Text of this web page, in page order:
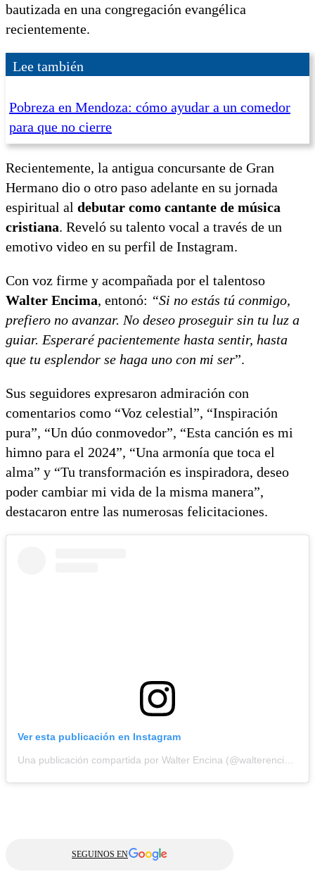
bautizada en una congregación evangélica
recientemente.
Lee también
Pobreza en Mendoza: cómo ayudar a un comedor
para que no cierre
Recientemente, la antigua concursante de Gran
Hermano dio o otro paso adelante en su jornada
espiritual al debutar como cantante de música
cristiana. Reveló su talento vocal a través de un
emotivo video en su perfil de Instagram.
Con voz firme y acompañada por el talentoso
Walter Encima, entonó: “Si no estás tú conmigo,
prefiero no avanzar. No deseo proseguir sin tu luz a
guiar. Esperaré pacientemente hasta sentir, hasta
que tu esplendor se haga uno con mi ser”.
Sus seguidores expresaron admiración con
comentarios como “Voz celestial”, “Inspiración
pura”, “Un dúo conmovedor”, “Esta canción es mi
himno para el 2024”, “Una armonía que toca el
alma” y “Tu transformación es inspiradora, deseo
poder cambiar mi vida de la misma manera”,
destacaron entre las numerosas felicitaciones.
Ver esta publicación en Instagram
SEGUINOS EN